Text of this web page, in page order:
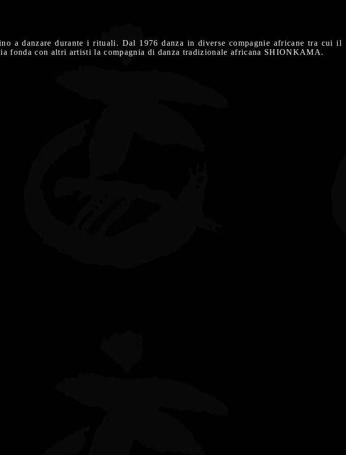
a danzare durante i rituali. Dal 1976 danza in diverse compagnie africane tra cui il
fonda con altri artisti la compagnia di danza tradizionale africana SHIONKAMA.